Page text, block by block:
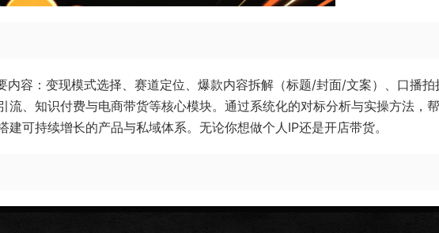
内容：变现模式选择、赛道定位、爆款内容拆解（标题/封面/文案）、口播拍
流、知识付费与电商带货等核心模块。通过系统化的对标分析与实操方法，
可持续增长的产品与私域体系。无论你想做个人IP还是开店带货。